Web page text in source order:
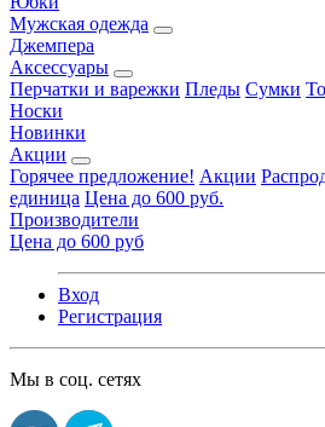
Мужская одежда
Джемпера
Аксессуары
Перчатки и варежки Пледы Сумки
Носки
Новинки
Акции
Горячее предложение! Акции
единица Цена до 600 руб.
Производители
Цена до 600 руб
Вход
Регистрация
Мы в соц. сетях